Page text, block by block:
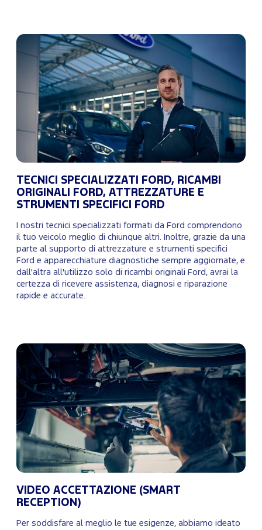
TECNICI SPECIALIZZATI FORD, RICAMBI
ORIGINALI FORD, ATTREZZATURE E
STRUMENTI SPECIFICI FORD
I nostri tecnici specializzati formati da Ford comprendono
il tuo veicolo meglio di chiunque altri. Inoltre, grazie da una
parte al supporto di attrezzature e strumenti specifici
Ford e apparecchiature diagnostiche sempre aggiornate, e
dall'altra all'utilizzo solo di ricambi originali Ford, avrai la
certezza di ricevere assistenza, diagnosi e riparazione
rapide e accurate.
VIDEO ACCETTAZIONE (SMART
RECEPTION)
Per soddisfare al meglio le tue esigenze, abbiamo ideato